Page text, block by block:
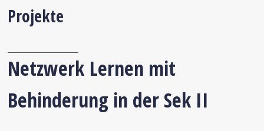
Projekte
Netzwerk Lernen mit
Behinderung in der Sek II